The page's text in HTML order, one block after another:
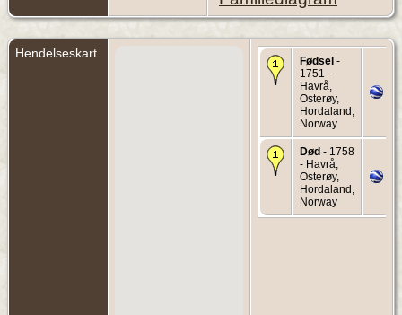
Hendelseskart
Fødsel -
1751 -
Havrå,
Osterøy,
Hordaland,
Norway
Død - 1758
- Havrå,
Osterøy,
Hordaland,
Norway